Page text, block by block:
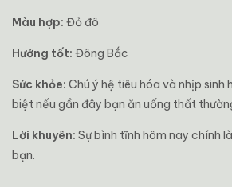
Màu hợp: Đỏ đô
Hướng tốt: Đông Bắc
Sức khỏe: Chú ý hệ tiêu hóa và nhịp
biệt nếu gần đây bạn ăn uống thất
Lời khuyên: Sự bình tĩnh hôm nay chính
bạn.